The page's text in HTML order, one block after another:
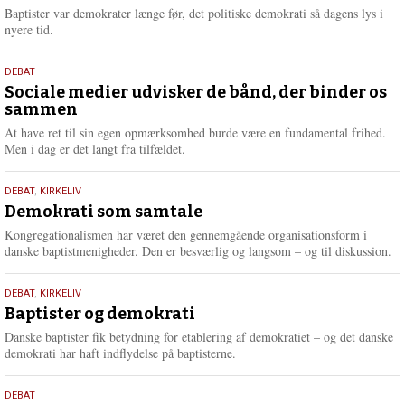
r
2026
Baptister var demokrater længe før, det politiske demokrati så dagens lys i
nyere tid.
18.
maj
2026
DEBAT
Sociale medier udvisker de bånd, der binder os
sammen
At have ret til sin egen opmærksomhed burde være en fundamental frihed.
Men i dag er det langt fra tilfældet.
18.
maj
2026
DEBAT, KIRKELIV
Demokrati som samtale
Kongregationalismen har været den gennemgående organisationsform i
danske baptistmenigheder. Den er besværlig og langsom – og til diskussion.
18.
maj
2026
DEBAT, KIRKELIV
Baptister og demokrati
Danske baptister fik betydning for etablering af demokratiet – og det danske
demokrati har haft indflydelse på baptisterne.
18.
DEBAT